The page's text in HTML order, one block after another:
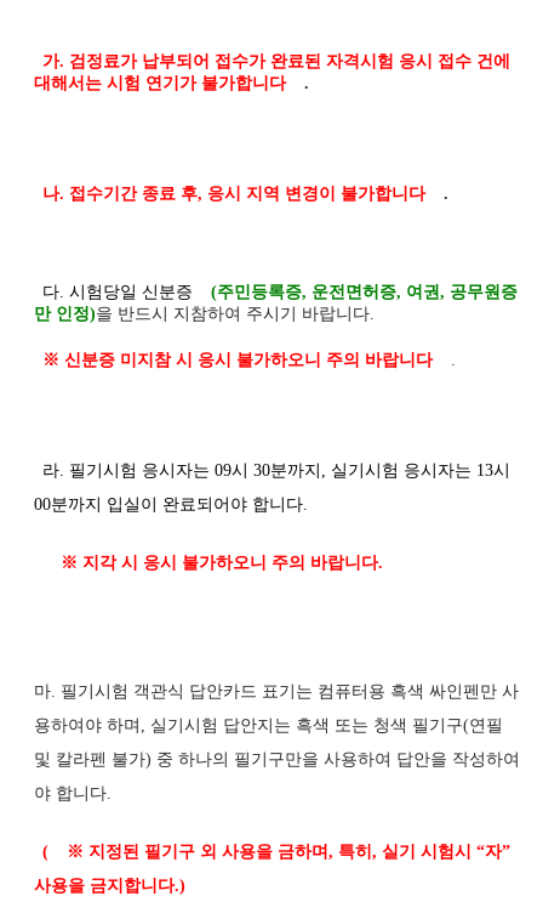
가. 검정료가 납부되어 접수가 완료된 자격시험 응시 접수 건에
대해서는 시험 연기가 불가합니다
.
나. 접수기간 종료 후, 응시 지역 변경이 불가합니다 .
다. 시험당일 신분증
(주민등록증, 운전면허증, 여권, 공무원증
만 인정)을 반드시 지참하여 주시기 바랍니다.
※ 신분증 미지참 시 응시 불가하오니 주의 바랍니다 .
라. 필기시험 응시자는 09시 30분까지, 실기시험 응시자는 13시
00분까지 입실이 완료되어야 합니다.
※ 지각 시 응시 불가하오니 주의 바랍니다.
마. 필기시험 객관식 답안카드 표기는 컴퓨터용 흑색 싸인펜만 사
용하여야 하며, 실기시험 답안지는 흑색 또는 청색 필기구(연필
및 칼라펜 불가) 중 하나의 필기구만을 사용하여 답안을 작성하여
야 합니다.
( ※ 지정된 필기구 외 사용을 금하며, 특히,실기 시험시“자”
사용을 금지합니다.)